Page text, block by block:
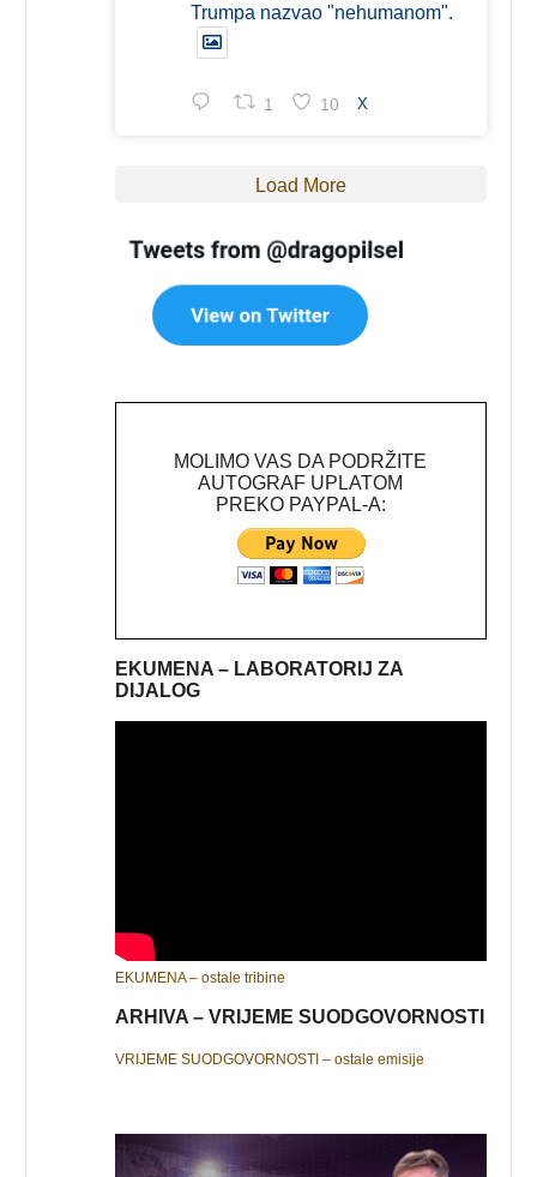
Trumpa nazvao "nehumanom".
1 10 X
Load More
MOLIMO VAS DA PODRŽITE
AUTOGRAF UPLATOM
PREKO PAYPAL-A:
EKUMENA – LABORATORIJ ZA
DIJALOG
EKUMENA – ostale tribine
ARHIVA – VRIJEME SUODGOVORNOSTI
VRIJEME SUODGOVORNOSTI – ostale emisije